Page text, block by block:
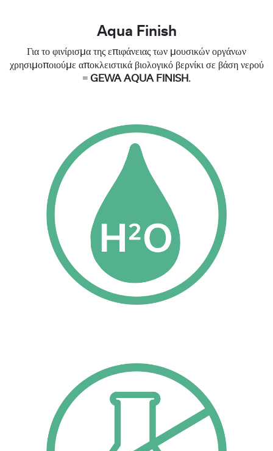
Aqua Finish
Για το φινίρισμα της επιφάνειας των μουσικών οργάνων
χρησιμοποιούμε αποκλειστικά βιολογικό βερνίκι σε βάση νερού
= GEWA AQUA FINISH.